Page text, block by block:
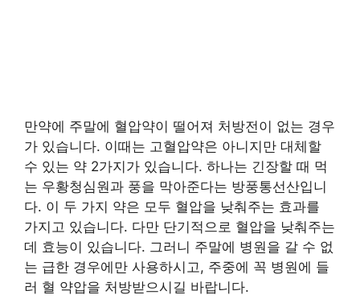
만약에 주말에 혈압약이 떨어져 처방전이 없는 경우
가 있습니다. 이때는 고혈압약은 아니지만 대체할
수 있는 약 2가지가 있습니다. 하나는 긴장할 때 먹
는 우황청심원과 풍을 막아준다는 방풍통선산입니
다. 이 두 가지 약은 모두 혈압을 낮춰주는 효과를
가지고 있습니다. 다만 단기적으로 혈압을 낮춰주는
데 효능이 있습니다. 그러니 주말에 병원을 갈 수 없
는 급한 경우에만 사용하시고, 주중에 꼭 병원에 들
러 혈 약압을 처방받으시길 바랍니다.